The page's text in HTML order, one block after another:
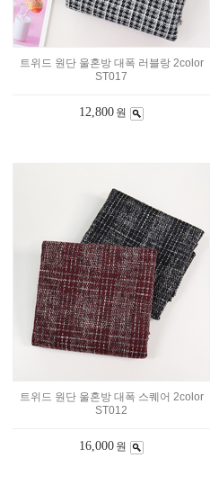
트위드 원단 울혼방 대폭 러블랑 2color
ST017
12,800 원
트위드 원단 울혼방 대폭 스퀘어 2color
ST012
16,000 원